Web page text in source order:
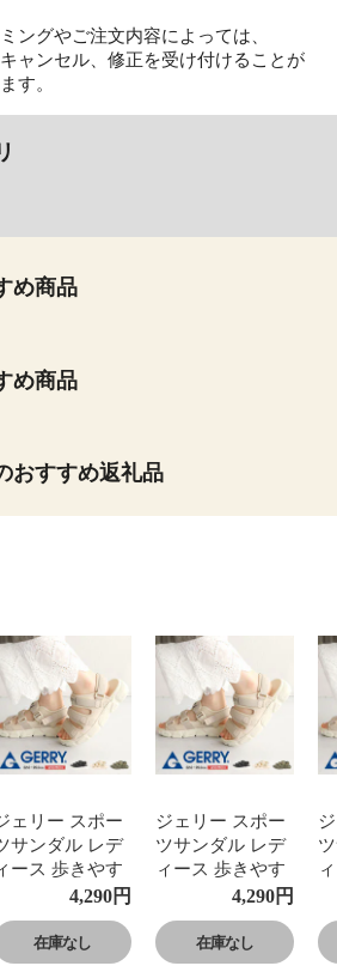
ングやご注文内容によっては、
ャンセル、修正を受け付けることが
す。
め商品
め商品
おすすめ返礼品
ェリー スポー
サンダル レデ
ース 歩きやす
い サンダル レデ
ィース 軽量 軽い
ポサン ストラ
ップ 足首ベルト
4,290円
在庫なし
ジェリー スポー
ツサンダル レデ
ィース 歩きやす
い サンダル レデ
ィース 軽量 軽い
スポサン ストラ
ップ 足首ベルト
4,290円
在庫なし